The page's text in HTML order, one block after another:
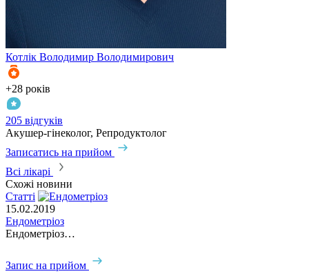
Котлік Володимир Володимирович
+28 років
205 відгуків
Акушер-гінеколог, Репродуктолог
Записатись на прийом
Всі лікарі
Схожі новини
Статті
15.02.2019
Ендометріоз
Ендометріоз…
Запис на прийом